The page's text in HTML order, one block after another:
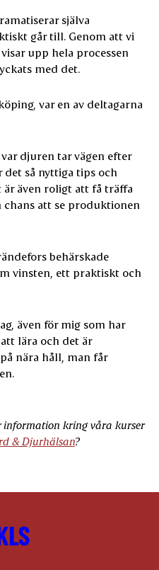
själva
går till. Genom att vi
upp hela processen
med det.
var en av deltagarna
djuren tar vägen efter
det så nyttiga tips och
är även roligt att få träffa
att se produktionen
behärskade
vinsten, ett praktiskt och
även för mig som har
lära och det är
nära håll, man får
kring våra kurser
& Djurhälsan?